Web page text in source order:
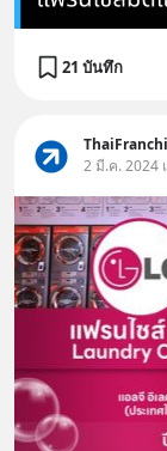
21 บันทึก
2 มี.ค. 2024